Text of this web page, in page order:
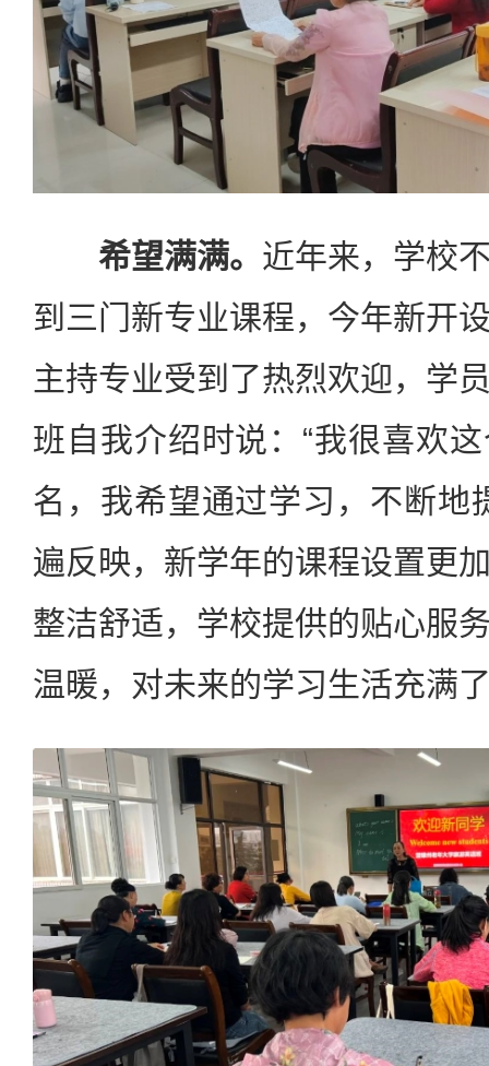
希望满满。 近年来，学校
到三门新专业课程，今年新开
主持专业受到了热烈欢迎，学
班自我介绍时说：“我很喜欢
名，我希望通过学习，不断地
遍反映，新学年的课程设置更
整洁舒适，学校提供的贴心服
温暖，对未来的学习生活充满